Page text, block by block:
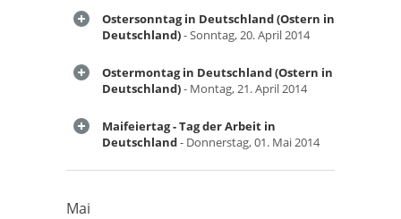
Ostersonntag in Deutschland (Ostern in
Deutschland)- Sonntag, 20. April 2014
Ostermontag in Deutschland (Ostern in
Deutschland)- Montag, 21. April 2014
Maifeiertag - Tag der Arbeit in
Deutschland- Donnerstag, 01. Mai 2014
Mai